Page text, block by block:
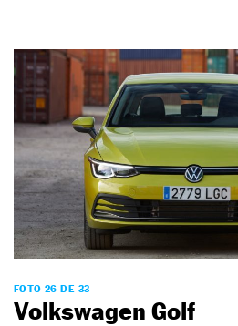
FOTO 26 DE 33
Volkswagen Golf